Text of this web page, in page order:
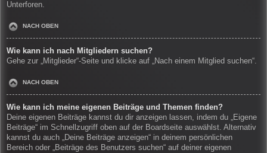
Unterforen.
NACH OBEN
Wie kann ich nach Mitgliedern suchen?
Gehe zur „Mitglieder“-Seite und klicke auf „Nach einem Mitglied suchen“.
NACH OBEN
Wie kann ich meine eigenen Beiträge und Themen finden?
Deine eigenen Beiträge kannst du dir anzeigen lassen, indem du „Eigene
Beiträge“ im Schnellzugriff oben auf der Boardseite auswählst. Alternativ
kannst du auch „Deine Beiträge anzeigen“ in deinem persönlichen
Bereich oder „Beiträge des Benutzers suchen“ auf deiner eigenen